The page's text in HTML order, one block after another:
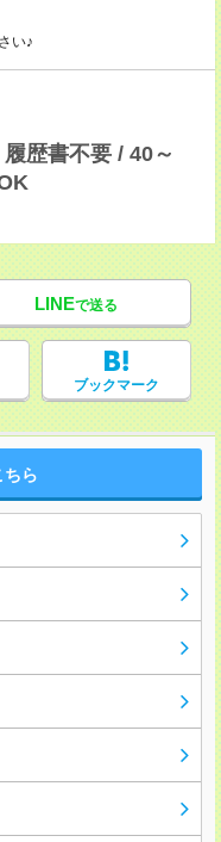
い♪
歴書不要 / 40～
LINEで送る
ブックマーク
ちら